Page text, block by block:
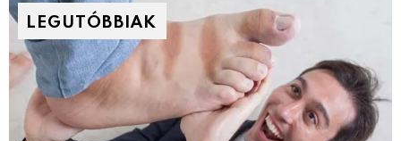
LEGUTÓBBIAK